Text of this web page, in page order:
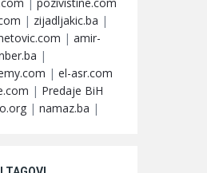
| zijadljakic.ba |
| amir-
|
| el-asr.com
| Predaje BiH
| namaz.ba |